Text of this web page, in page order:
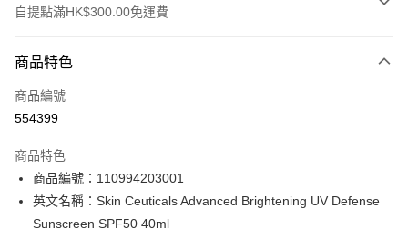
自提點滿HK$300.00免運費
信用卡
Apple Pay
PayMe
WeChat Pay
商品特色
商品編號
554399
商品特色
商品編號：110994203001
英文名稱：Skin Ceuticals Advanced Brightening UV Defense
Sunscreen SPF50 40ml